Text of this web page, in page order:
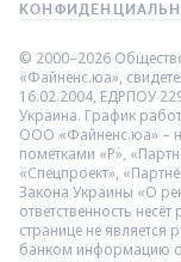
© 2000–2026
«Файненс.юа»,
16.02.2004, ЕДРПОУ
Украина. График
ООО «Файненс.юа» –
пометками «Р»,
«Спецпроект»,
Закона Украины «О
ответственность
странице не является
банком информацию о